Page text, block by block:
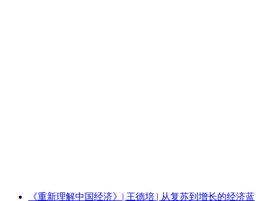
《重新理解中国经济》| 王德培 | 从复苏到增长的经济蓝